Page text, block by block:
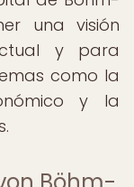
una visión
y para
como la
y la